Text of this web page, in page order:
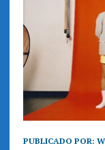
PUBLICADO POR: